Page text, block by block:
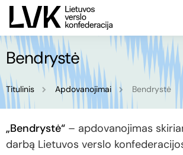
Bendrystė
Titulinis Apdovanojimai Bendrystė
„Bendrystė“ – apdovanojimas
darbą Lietuvos verslo